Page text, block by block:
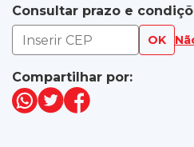
Consultar prazo e
OK
Compartilhar por: